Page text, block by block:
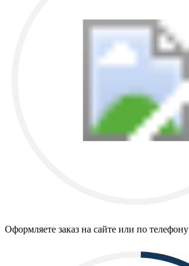
Оформляете заказ на сайте или по телефону